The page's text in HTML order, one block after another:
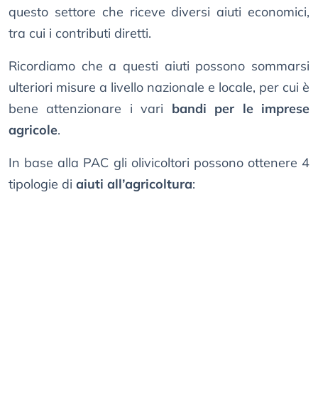
questo settore che riceve diversi aiuti economici,
tra cui i contributi diretti.
Ricordiamo che a questi aiuti possono sommarsi
ulteriori misure a livello nazionale e locale, per cui è
bene attenzionare i vari bandi per le imprese
agricole.
In base alla PAC gli olivicoltori possono ottenere 4
tipologie di aiuti all’agricoltura: